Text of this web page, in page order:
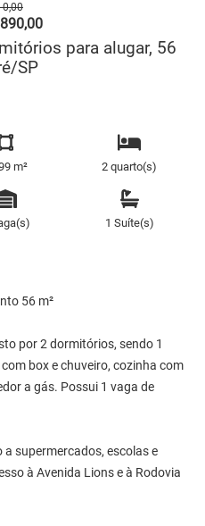
0,00
para alugar, 56
SP
m² 2 quarto(s)
1 Suíte(s)
56 m²
por 2 dormitórios, sendo 1
box e chuveiro, cozinha com
a gás. Possui 1 vaga de
supermercados, escolas e
à Avenida Lions e à Rodovia